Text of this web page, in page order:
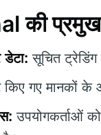
की प्रमुख
डेटा: सूचित ट्रेडिंग
गए मानकों के
उपयोगकर्ताओं